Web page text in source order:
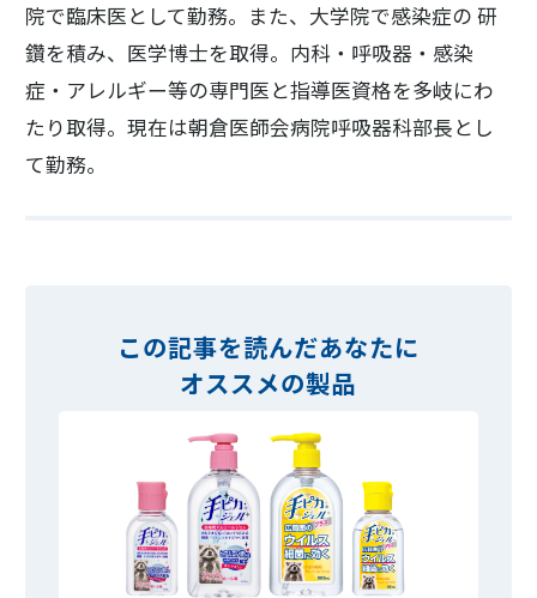
院で臨床医として勤務。また、大学院で感染症の 研
鑽を積み、医学博士を取得。内科・呼吸器・感染
症・アレルギー等の専門医と指導医資格を多岐にわ
たり取得。現在は朝倉医師会病院呼吸器科部長とし
て勤務。
この記事を読んだあなたに
オススメの製品